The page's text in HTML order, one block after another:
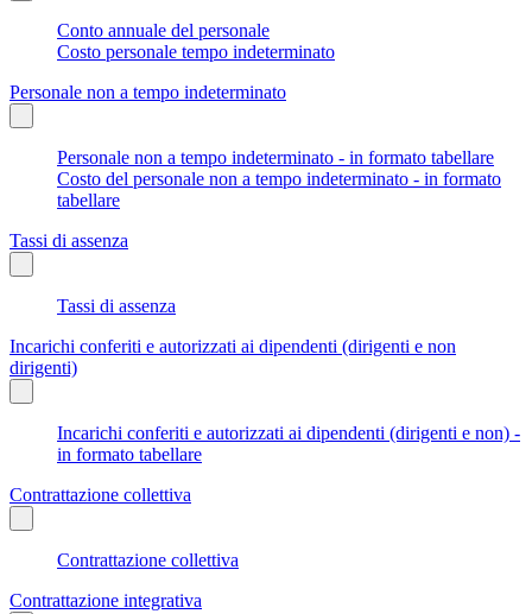
Conto annuale del personale
Costo personale tempo indeterminato
Personale non a tempo indeterminato
Personale non a tempo indeterminato - in formato tabellare
Costo del personale non a tempo indeterminato - in formato
tabellare
Tassi di assenza
Tassi di assenza
Incarichi conferiti e autorizzati ai dipendenti (dirigenti e non
dirigenti)
Incarichi conferiti e autorizzati ai dipendenti (dirigenti e non) -
in formato tabellare
Contrattazione collettiva
Contrattazione collettiva
Contrattazione integrativa